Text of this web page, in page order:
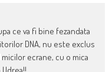
ce va fi bine fezandata
DNA, nu este exclus
ecrane, cu o mica